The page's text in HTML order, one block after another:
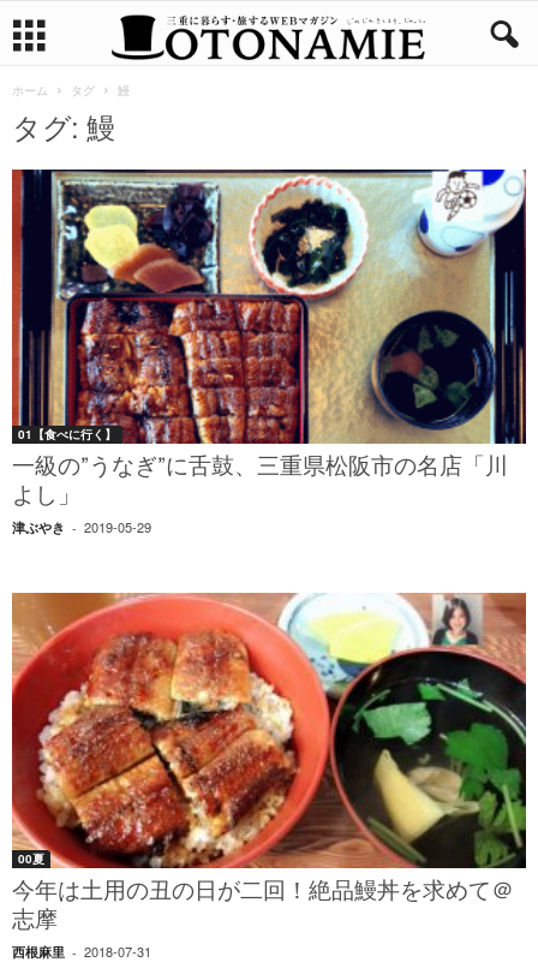
ホーム タグ 鰻
タグ: 鰻
01【食べに行く】
一級の”うなぎ”に舌鼓、三重県松阪市の名店「川
よし」
津ぶやき - 2019-05-29
00夏
今年は土用の丑の日が二回！絶品鰻丼を求めて＠
志摩
西根麻里 - 2018-07-31